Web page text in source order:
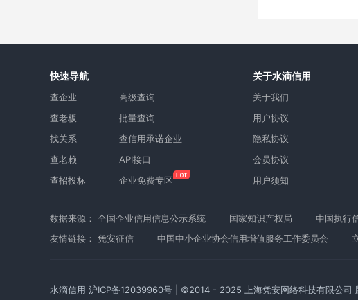
快速导航
查企业
查老板
找关系
查老赖
查招投标
高级查询
批量查询
查信用承诺企业
API接口
企业免费专区
关于水滴信用
关于我们
用户协议
隐私协议
会员协议
用户须知
数据来源： 全国企业信用信息公示系统 国家知识产权局 中国执行
友情链接： 凭安征信 中国中小企业协会信用增值服务工作委员会
水滴信用 沪ICP备12039960号 | ©2014 - 2025 上海凭安网络科技有限公司